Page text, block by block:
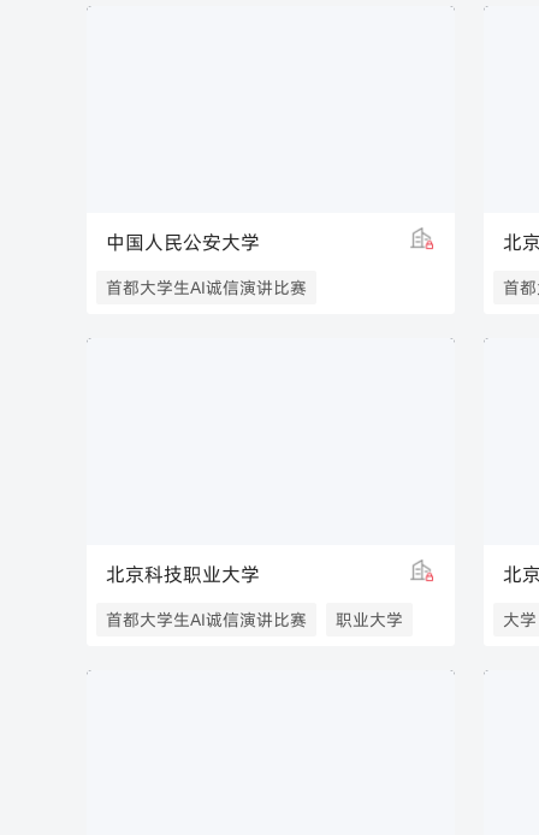
中国人民公安大学
首都大学生AI诚信演讲比赛
北
首
北京科技职业大学
首都大学生AI诚信演讲比赛 职业大学
北
大学